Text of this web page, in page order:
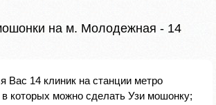
на м. Молодежная - 14
14 клиник на станции метро
которых можно сделать Узи мошонку;